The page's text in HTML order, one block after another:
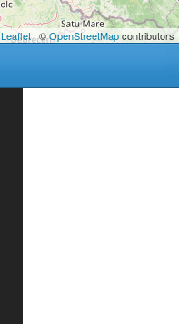
Leaflet| ©OpenStreetMapcontributors